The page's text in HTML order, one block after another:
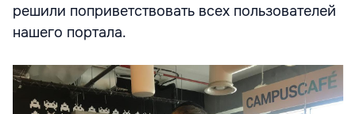
решили поприветствовать всех пользователей
нашего портала.